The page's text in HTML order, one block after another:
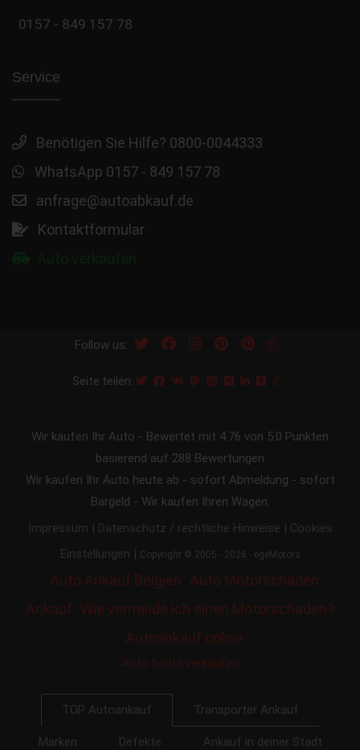
0157 - 849 157 78
Service
Benötigen Sie Hilfe? 0800-0044333
WhatsApp 0157 - 849 157 78
anfrage@autoabkauf.de
Kontaktformular
Follow us:
Seite teilen:
Wir kaufen Ihr Auto - Bewertet mit 4.76 von 5.0 Punkten
basierend auf 288 Bewertungen
Wir kaufen Ihr Auto heute ab - sofort Abmeldung - sofort
Bargeld - Wir kaufen Ihren Wagen.
Impressum | Datenschutz / rechtliche Hinweise | Cookies
Einstellungen | Copyright © 2005 - 2026 - egeMotors
Auto Ankauf Belgien
Auto Motorschaden
Ankauf Wie vermeide ich einen Motorschaden?
Autoankauf online
Auto heute verkaufen
TOP Autoankauf Transporter Ankauf
Marken Defekte Ankauf in deiner Stadt